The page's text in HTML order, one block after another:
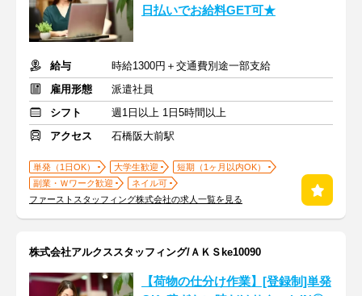
日払いでお給料GET可★
給与
時給1300円＋交通費別途一部支給
雇用形態
派遣社員
シフト
週1日以上 1日5時間以上
アクセス
石橋阪大前駅
単発（1日OK） 大学生歓迎
短期（1ヶ月以内OK）
副業・Ｗワーク歓迎
ネイル可
ファーストスタッフィング株式会社の求人一覧を見る
株式会社アルクススタッフィング/ＡＫＳke10090
【荷物の仕分け作業】[登録制]単発